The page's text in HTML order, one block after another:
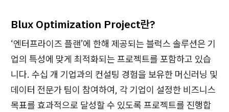
Blux Optimization Project란?
‘엔터프라이즈 플랜’에 한해 제공되는 블럭스 솔루션은 기
업의 특성에 맞게 최적화되는 프로젝트를 포함하고 있습
니다. 수십 개 기업과의 컨설팅 경험을 보유한 머신러닝 및
데이터 전문가 팀이 참여하여, 각 기업이 설정한 비즈니스
목표를 효과적으로 달성할 수 있도록 프로젝트를 진행합